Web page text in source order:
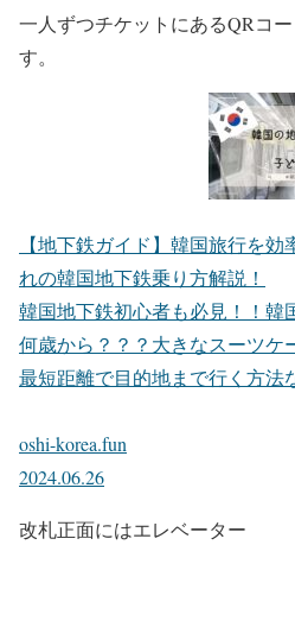
一人ずつチケットにあるQRコ
す。
【地下鉄ガイド】韓国旅行を
れの韓国地下鉄乗り方解説！
韓国地下鉄初心者も必見！！韓
何歳から？？？大きなスーツケ
最短距離で目的地まで行く方法
oshi-korea.fun
2024.06.26
改札正面にはエレベーター